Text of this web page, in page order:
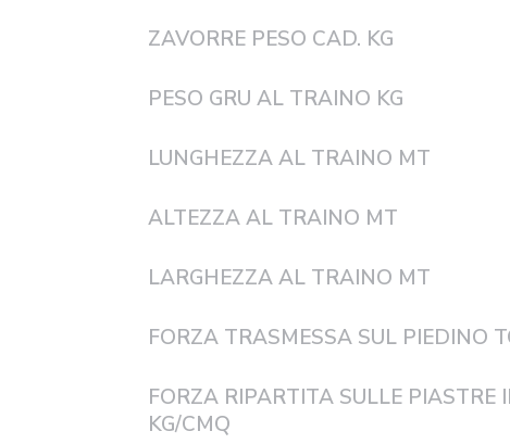
ZAVORRE PESO CAD. KG
PESO GRU AL TRAINO KG
LUNGHEZZA AL TRAINO MT
ALTEZZA AL TRAINO MT
LARGHEZZA AL TRAINO MT
FORZA TRASMESSA SUL PIEDINO
FORZA RIPARTITA SULLE PIASTRE
KG/CMQ